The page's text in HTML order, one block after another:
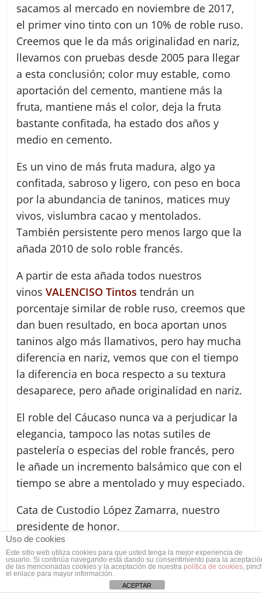
sacamos al mercado en noviembre de 2017,
el primer vino tinto con un 10% de roble ruso.
Creemos que le da más originalidad en nariz,
llevamos con pruebas desde 2005 para llegar
a esta conclusión; color muy estable, como
aportación del cemento, mantiene más la
fruta, mantiene más el color, deja la fruta
bastante confitada, ha estado dos años y
medio en cemento.
Es un vino de más fruta madura, algo ya
confitada, sabroso y ligero, con peso en boca
por la abundancia de taninos, matices muy
vivos, vislumbra cacao y mentolados.
También persistente pero menos largo que la
añada 2010 de solo roble francés.
A partir de esta añada todos nuestros
vinosVALENCISO Tintos tendrán un
porcentaje similar de roble ruso, creemos que
dan buen resultado, en boca aportan unos
taninos algo más llamativos, pero hay mucha
diferencia en nariz, vemos que con el tiempo
la diferencia en boca respecto a su textura
desaparece, pero añade originalidad en nariz.
El roble del Cáucaso nunca va a perjudicar la
elegancia, tampoco las notas sutiles de
pastelería o especias del roble francés, pero
le añade un incremento balsámico que con el
tiempo se abre a mentolado y muy especiado.
Cata de Custodio López Zamarra, nuestro
presidente de honor.
Quiero mucho a esta bodega, a Carmen y a
Luís les he visto arrancar y crecer con
Valenciso, está en la carta de Zalacaín. Los
Uso de cookies
Este sitio web utiliza cookies para que usted tenga la mejor experiencia de
usuario. Si continúa navegando está dando su consentimiento para la
de las mencionadas cookies y la aceptación de nuestra política de cookies,
el enlace para mayor información.
ACEPTAR